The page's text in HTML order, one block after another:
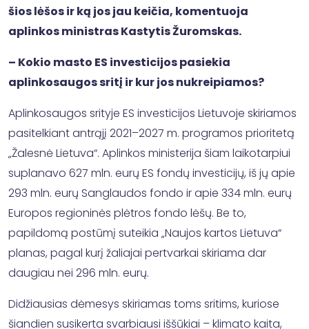
šios lėšos ir ką jos jau keičia, komentuoja
aplinkos ministras Kastytis Žuromskas.
– Kokio masto ES investicijos pasiekia
aplinkosaugos sritį ir kur jos nukreipiamos?
Aplinkosaugos srityje ES investicijos Lietuvoje skiriamos
pasitelkiant antrąjį 2021–2027 m. programos prioritetą
„Žalesnė Lietuva“. Aplinkos ministerija šiam laikotarpiui
suplanavo 627 mln. eurų ES fondų investicijų, iš jų apie
293 mln. eurų Sanglaudos fondo ir apie 334 mln. eurų
Europos regioninės plėtros fondo lėšų. Be to,
papildomą postūmį suteikia „Naujos kartos Lietuva“
planas, pagal kurį žaliajai pertvarkai skiriama dar
daugiau nei 296 mln. eurų.
Didžiausias dėmesys skiriamas toms sritims, kuriose
šiandien susikerta svarbiausi iššūkiai – klimato kaita,